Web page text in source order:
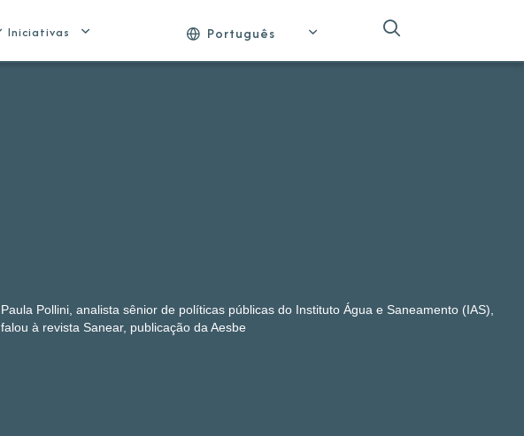
Iniciativas Português
Paula Pollini, analista sênior de políticas públicas do Instituto Água e Saneamento (IAS),
falou à revista Sanear, publicação da Aesbe